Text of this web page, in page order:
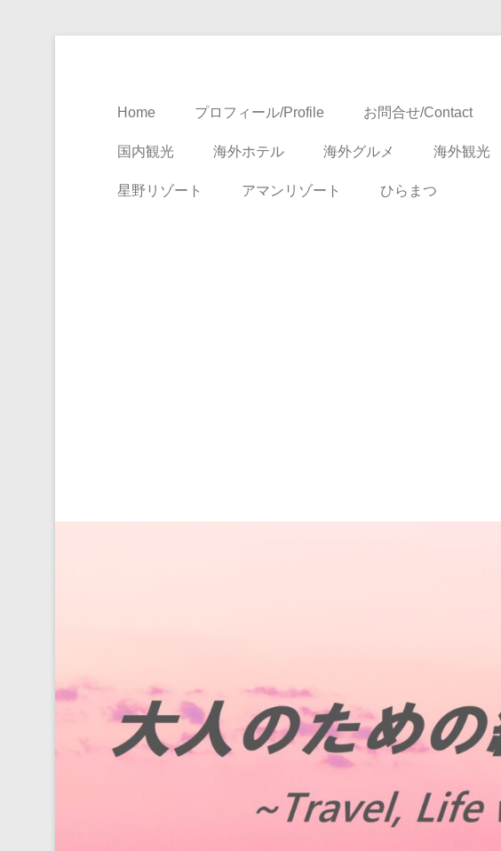
Home プロフィール/Profile お問合せ/Contact
国内観光 海外ホテル 海外グルメ 海外観光
星野リゾート アマンリゾート ひらまつ